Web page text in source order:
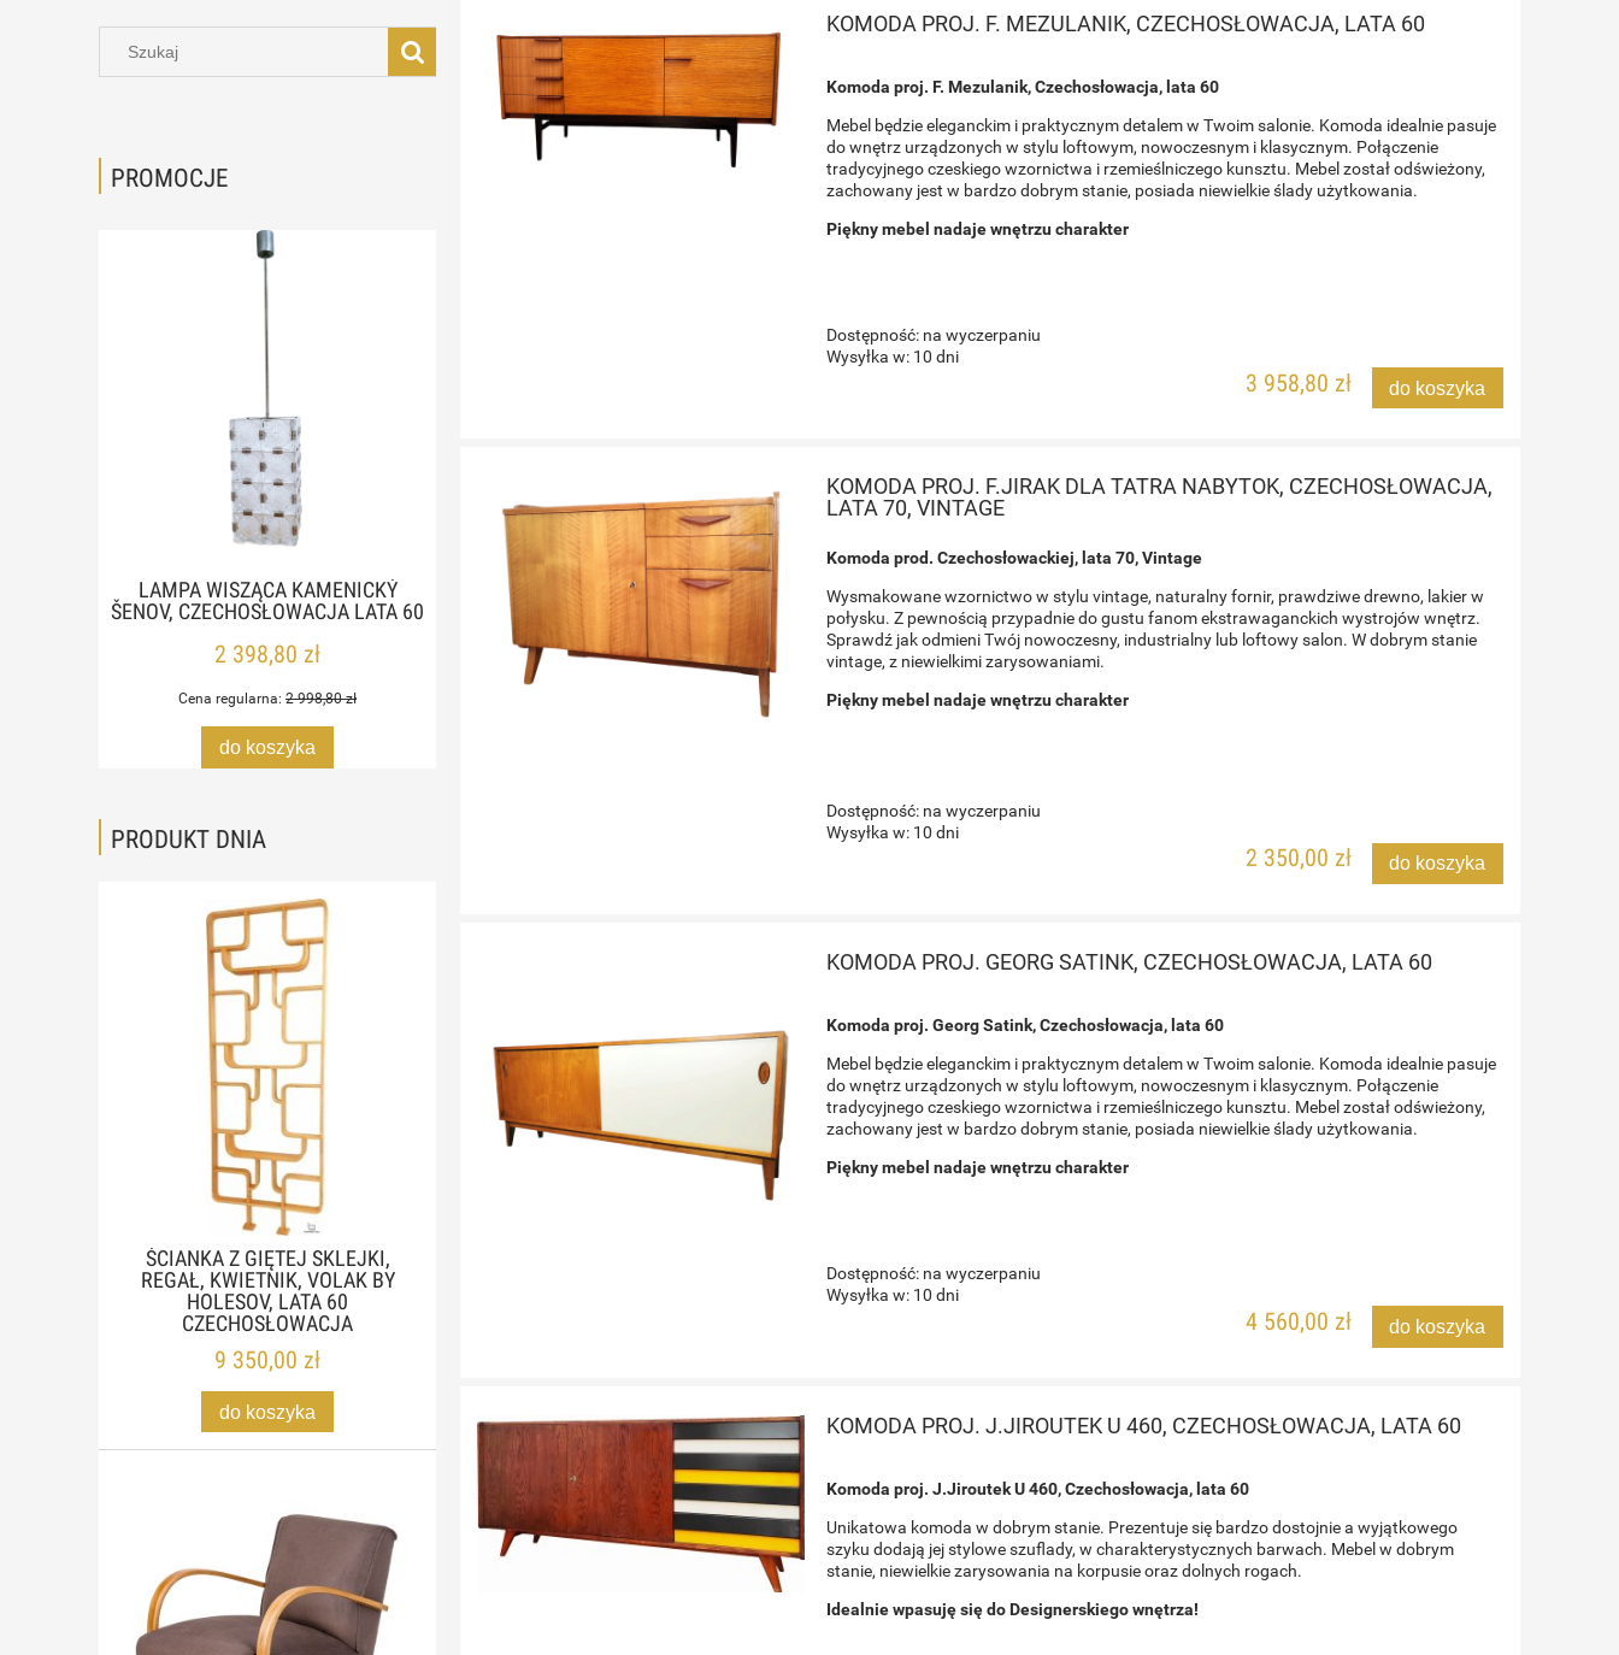
PROMOCJE
LAMPA WISZĄCA KAMENICKÝ
ŠENOV, CZECHOSŁOWACJA LATA 60
2 398,80 zł
Cena regularna: 2 998,80 zł
do koszyka
KOMPLET PIĘCIU STOLIKÓW
POMOCNICZYCH, PROJ. POUL
HUNDEVAD, CZECHOSŁOWACJA,
LATA 60
1 298,80 zł
LAMPA BIURKOWA NAPAKO,
CZECHOSŁOWACJA, LATA 60
778,00 zł
Cena regularna:1 068,00 zł
ZAPROJEKTOWANA PRZEZ MARCO
ZANUSO. WŁOCHY, ARFLEX, 1964
PRODUKT DNIA
ŚCIANKA Z GIĘTEJ SKLEJKI,
REGAŁ, KWIETNIK, VOLAK BY
HOLESOV, LATA 60
CZECHOSŁOWACJA
9 350,00 zł
do koszyka
KOMODA PROJ. F. MEZULANIK, CZECHOSŁOWACJA, LATA 60
Komoda proj. F. Mezulanik, Czechosłowacja, lata 60
Mebel będzie eleganckim i praktycznym detalem w Twoim salonie. Komoda idealnie pasuje
do wnętrz urządzonych w stylu loftowym, nowoczesnym i klasycznym. Połączenie
tradycyjnego czeskiego wzornictwa i rzemieślniczego kunsztu. Mebel został odświeżony,
zachowany jest w bardzo dobrym stanie, posiada niewielkie ślady użytkowania.
Piękny mebel nadaje wnętrzu charakter
Dostępność: na wyczerpaniu
Wysyłka w: 10 dni
3 958,80 zł do koszyka
KOMODA PROJ. F.JIRAK DLA TATRA NABYTOK, CZECHOSŁOWACJA,
LATA 70, VINTAGE
Komoda prod. Czechosłowackiej, lata 70, Vintage
Wysmakowane wzornictwo w stylu vintage, naturalny fornir, prawdziwe drewno, lakier w
połysku. Z pewnością przypadnie do gustu fanom ekstrawaganckich wystrojów wnętrz.
Sprawdź jak odmieni Twój nowoczesny, industrialny lub loftowy salon. W dobrym stanie
vintage, z niewielkimi zarysowaniami.
Piękny mebel nadaje wnętrzu charakter
Dostępność: na wyczerpaniu
Wysyłka w: 10 dni
2 350,00 zł do koszyka
KOMODA PROJ. GEORG SATINK, CZECHOSŁOWACJA, LATA 60
Komoda proj. Georg Satink, Czechosłowacja, lata 60
Mebel będzie eleganckim i praktycznym detalem w Twoim salonie. Komoda idealnie pasuje
do wnętrz urządzonych w stylu loftowym, nowoczesnym i klasycznym. Połączenie
tradycyjnego czeskiego wzornictwa i rzemieślniczego kunsztu. Mebel został odświeżony,
zachowany jest w bardzo dobrym stanie, posiada niewielkie ślady użytkowania.
Piękny mebel nadaje wnętrzu charakter
Dostępność: na wyczerpaniu
Wysyłka w: 10 dni
4 560,00 zł do koszyka
KOMODA PROJ. J.JIROUTEK U 460, CZECHOSŁOWACJA, LATA 60
Komoda proj. J.Jiroutek U 460, Czechosłowacja, lata 60
Unikatowa komoda w dobrym stanie. Prezentuje się bardzo dostojnie a wyjątkowego
szyku dodają jej stylowe szuflady, w charakterystycznych barwach. Mebel w dobrym
stanie, niewielkie zarysowania na korpusie oraz dolnych rogach.
Idealnie wpasuję się do Designerskiego wnętrza!